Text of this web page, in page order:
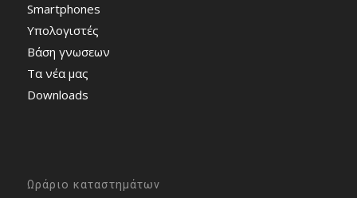
Smartphones
Υπολογιστές
Bάση γνωσεων
Τα νέα μας
Downloads
Ωράριο καταστημάτων